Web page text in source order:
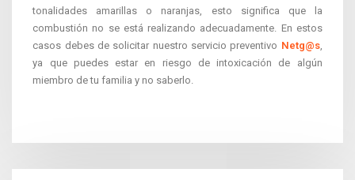
tonalidades amarillas o naranjas, esto significa que la
combustión no se está realizando adecuadamente. En estos
casos debes de solicitar nuestro servicio preventivo Netg@s,
ya que puedes estar en riesgo de intoxicación de algún
miembro de tu familia y no saberlo.